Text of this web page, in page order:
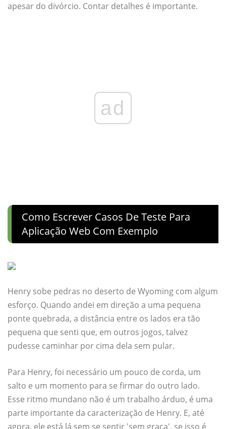
apesar do divórcio. Contar detalhes é importante.
ad
Como Escrever Casos De Teste Para
Aplicação Web Com Exemplo
Henry sobe pedras no deserto de Wyoming com algum
esforço. Quando andei em direção a uma pequena
ponte quebrada, a distância entre os lados era tão
pequena que senti que, em outros jogos, talvez
pudesse caminhar por cima dela sem pular.
Para Henry, foi necessário um pouco de corda, um
salto e um momento para se firmar do outro lado.
Esse ritmo mundano não é um trabalho árduo, é uma
parte importante da caracterização de Henry. E, até
agora, ele está lá sem se sentir 'sem graça', se isso é